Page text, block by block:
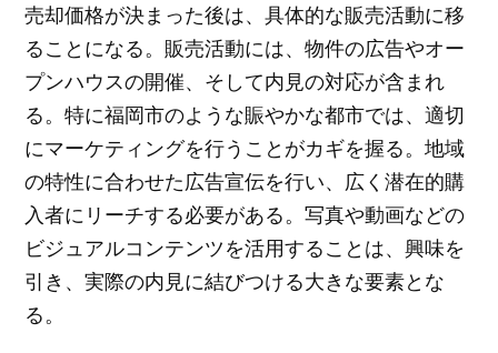
売却価格が決まった後は、具体的な販売活動に移
ることになる。販売活動には、物件の広告やオー
プンハウスの開催、そして内見の対応が含まれ
る。特に福岡市のような賑やかな都市では、適切
にマーケティングを行うことがカギを握る。地域
の特性に合わせた広告宣伝を行い、広く潜在的購
入者にリーチする必要がある。写真や動画などの
ビジュアルコンテンツを活用することは、興味を
引き、実際の内見に結びつける大きな要素とな
る。